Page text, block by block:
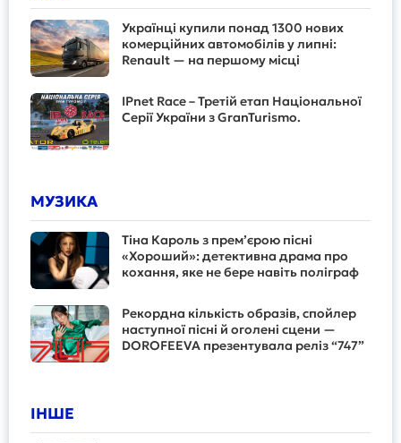
Українці купили понад 1300 нових
комерційних автомобілів у липні:
Renault — на першому місці
IPnet Race – Третій етап Національної
Серії України з GranTurismo.
МУЗИКА
Тіна Кароль з прем’єрою пісні
«Хороший»: детективна драма про
кохання, яке не бере навіть поліграф
Рекордна кількість образів, спойлер
наступної пісні й оголені сцени —
DOROFEEVA презентувала реліз “747”
ІНШЕ